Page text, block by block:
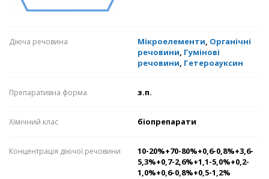
Діюча речовина Мікроелементи, Органічні
речовини, Гумінові
речовини, Гетероауксин
Препаративна форма з.п.
Хімічний клас біопрепарати
Концентрація діючої речовини
10-20%+70-80%+0,6-0,8%+3,6-
5,3%+0,7-2,6%+1,1-5,0%+0,2-
1,0%+0,6-0,8%+0,5-1,2%